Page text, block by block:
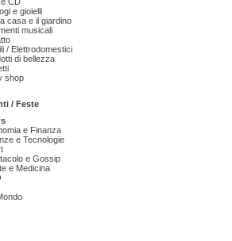
e gioielli
casa e il giardino
musicali
/ Elettrodomestici
di bellezza
shop
/ Feste
e Finanza
e Tecnologie
e Gossip
e Medicina